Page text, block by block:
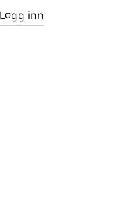
inn